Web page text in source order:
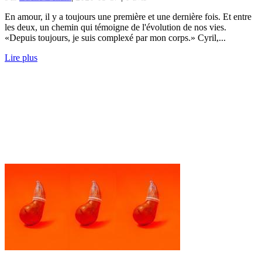
En amour, il y a toujours une première et une dernière fois. Et entre
les deux, un chemin qui témoigne de l'évolution de nos vies.
«Depuis toujours, je suis complexé par mon corps.» Cyril,...
Lire plus